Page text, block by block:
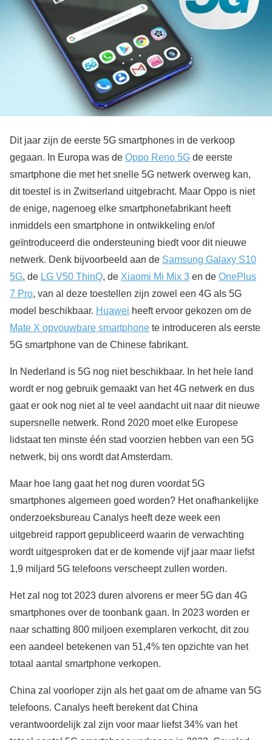
Dit jaar zijn de eerste 5G smartphones in de verkoop
gegaan. In Europa was de Oppo Reno 5G de eerste
smartphone die met het snelle 5G netwerk overweg kan,
dit toestel is in Zwitserland uitgebracht. Maar Oppo is niet
de enige, nagenoeg elke smartphonefabrikant heeft
inmiddels een smartphone in ontwikkeling en/of
geïntroduceerd die ondersteuning biedt voor dit nieuwe
netwerk. Denk bijvoorbeeld aan de Samsung Galaxy S10
5G, de LG V50 ThinQ, de Xiaomi Mi Mix 3 en de OnePlus
7 Pro, van al deze toestellen zijn zowel een 4G als 5G
model beschikbaar. Huawei heeft ervoor gekozen om de
Mate X opvouwbare smartphone te introduceren als eerste
5G smartphone van de Chinese fabrikant.
In Nederland is 5G nog niet beschikbaar. In het hele land
wordt er nog gebruik gemaakt van het 4G netwerk en dus
gaat er ook nog niet al te veel aandacht uit naar dit nieuwe
supersnelle netwerk. Rond 2020 moet elke Europese
lidstaat ten minste één stad voorzien hebben van een 5G
netwerk, bij ons wordt dat Amsterdam.
Maar hoe lang gaat het nog duren voordat 5G
smartphones algemeen goed worden? Het onafhankelijke
onderzoeksbureau Canalys heeft deze week een
uitgebreid rapport gepubliceerd waarin de verwachting
wordt uitgesproken dat er de komende vijf jaar maar liefst
1,9 miljard 5G telefoons verscheept zullen worden.
Het zal nog tot 2023 duren alvorens er meer 5G dan 4G
smartphones over de toonbank gaan. In 2023 worden er
naar schatting 800 miljoen exemplaren verkocht, dit zou
een aandeel betekenen van 51,4% ten opzichte van het
totaal aantal smartphone verkopen.
China zal voorloper zijn als het gaat om de afname van 5G
telefoons. Canalys heeft berekent dat China
verantwoordelijk zal zijn voor maar liefst 34% van het